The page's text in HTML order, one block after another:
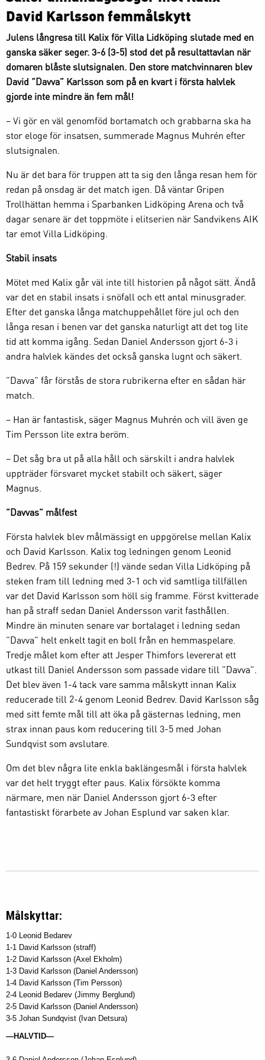
David Karlsson femmålskytt
Julens långresa till Kalix för Villa Lidköping slutade med en
ganska säker seger. 3-6 (3-5) stod det på resultattavlan när
domaren blåste slutsignalen. Den store matchvinnaren blev
David ”Davva” Karlsson som på en kvart i första halvlek
gjorde inte mindre än fem mål!
– Vi gör en väl genomföd bortamatch och grabbarna ska ha
stor eloge för insatsen, summerade Magnus Muhrén efter
slutsignalen.
Nu är det bara för truppen att ta sig den långa resan hem för
redan på onsdag är det match igen. Då väntar Gripen
Trollhättan hemma i Sparbanken Lidköping Arena och två
dagar senare är det toppmöte i elitserien när Sandvikens AIK
tar emot Villa Lidköping.
Stabil insats
Mötet med Kalix går väl inte till historien på något sätt. Ändå
var det en stabil insats i snöfall och ett antal minusgrader.
Efter det ganska långa matchuppehållet före jul och den
långa resan i benen var det ganska naturligt att det tog lite
tid att komma igång. Sedan Daniel Andersson gjort 6-3 i
andra halvlek kändes det också ganska lugnt och säkert.
”Davva” får förstås de stora rubrikerna efter en sådan här
match.
– Han är fantastisk, säger Magnus Muhrén och vill även ge
Tim Persson lite extra beröm.
– Det såg bra ut på alla håll och särskilt i andra halvlek
uppträder försvaret mycket stabilt och säkert, säger
Magnus.
”Davvas” målfest
Första halvlek blev målmässigt en uppgörelse mellan Kalix
och David Karlsson. Kalix tog ledningen genom Leonid
Bedrev. På 159 sekunder (!) vände sedan Villa Lidköping på
steken fram till ledning med 3-1 och vid samtliga tillfällen
var det David Karlsson som höll sig framme. Först kvitterade
han på straff sedan Daniel Andersson varit fasthållen.
Mindre än minuten senare var bortalaget i ledning sedan
”Davva” helt enkelt tagit en boll från en hemmaspelare.
Tredje målet kom efter att Jesper Thimfors levererat ett
utkast till Daniel Andersson som passade vidare till ”Davva”.
Det blev även 1-4 tack vare samma målskytt innan Kalix
reducerade till 2-4 genom Leonid Bedrev. David Karlsson såg
med sitt femte mål till att öka på gästernas ledning, men
strax innan paus kom reducering till 3-5 med Johan
Sundqvist som avslutare.
Om det blev några lite enkla baklängesmål i första halvlek
var det helt tryggt efter paus. Kalix försökte komma
närmare, men när Daniel Andersson gjort 6-3 efter
fantastiskt förarbete av Johan Esplund var saken klar.
Målskyttar:
1-0 Leonid Bedarev
1-1 David Karlsson (straff)
1-2 David Karlsson (Axel Ekholm)
1-3 David Karlsson (Daniel Andersson)
1-4 David Karlsson (Tim Persson)
2-4 Leonid Bedarev (Jimmy Berglund)
2-5 David Karlsson (Daniel Andersson)
3-5 Johan Sundqvist (Ivan Detsura)
—HALVTID—